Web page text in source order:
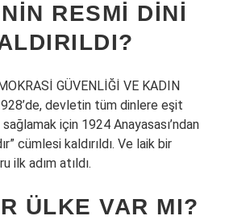
RESMI DINI
GÜVENLİĞİ VE KADIN
devletin tüm dinlere eşit
için 1924 Anayasası’ndan
cümlesi kaldırıldı. Ve laik bir
ilk adım atıldı.
ÜLKE VAR MI?